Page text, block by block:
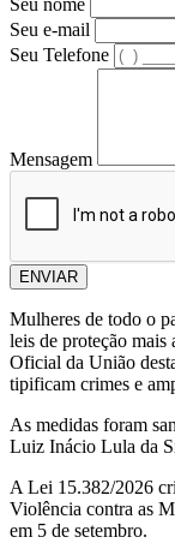
Seu nome
Seu e-mail
Seu Telefone
Mensagem
ENVIAR
Mulheres de todo o
leis de proteção mais
Oficial da União
tipificam crimes e
As medidas foram
Luiz Inácio Lula da
A Lei 15.382/2026
Violência contra as
em 5 de setembro.